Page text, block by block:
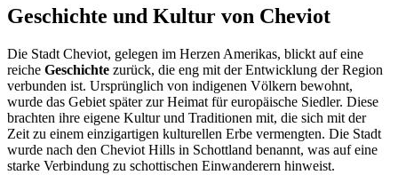
Geschichte und Kultur von Cheviot
Die Stadt Cheviot, gelegen im Herzen Amerikas, blickt auf eine
reiche Geschichte zurück, die eng mit der Entwicklung der Region
verbunden ist. Ursprünglich von indigenen Völkern bewohnt,
wurde das Gebiet später zur Heimat für europäische Siedler. Diese
brachten ihre eigene Kultur und Traditionen mit, die sich mit der
Zeit zu einem einzigartigen kulturellen Erbe vermengten. Die Stadt
wurde nach den Cheviot Hills in Schottland benannt, was auf eine
starke Verbindung zu schottischen Einwanderern hinweist.